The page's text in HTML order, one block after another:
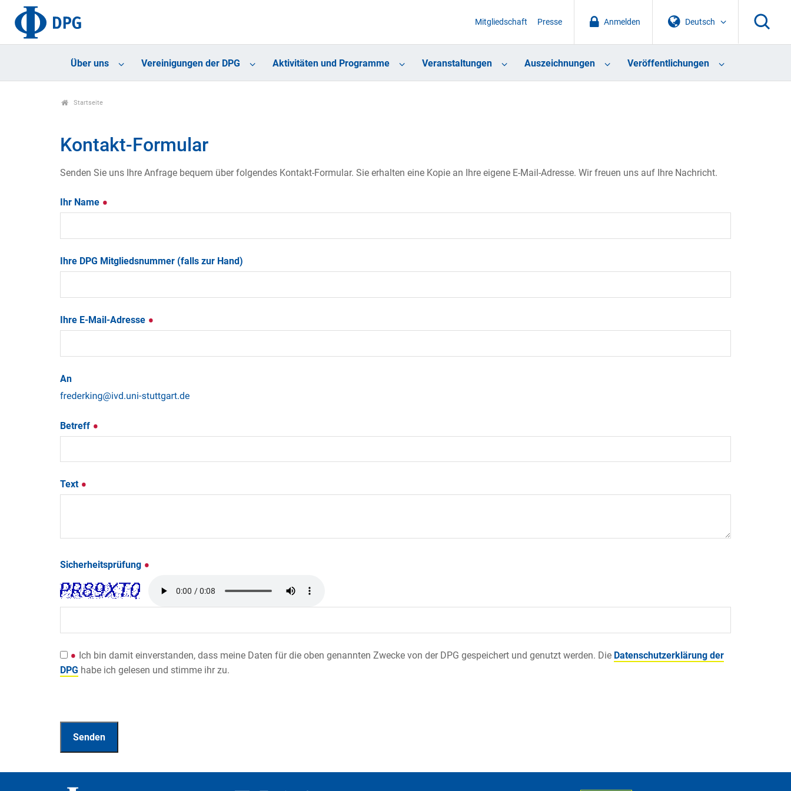
Deutsch
Anmelden
Mitgliedschaft Presse
Über uns Vereinigungen der DPG Aktivitäten und Programme Veranstaltungen Auszeichnungen Veröffentlichungen
Startseite
Kontakt-Formular
Senden Sie uns Ihre Anfrage bequem über folgendes Kontakt-Formular. Sie erhalten eine Kopie an Ihre eigene E-Mail-Adresse. Wir freuen uns auf Ihre Nachricht.
Ihr Name
Ihre DPG Mitgliedsnummer (falls zur Hand)
Ihre E-Mail-Adresse
An
Betreff
Text
Sicherheitsprüfung
Ich bin damit einverstanden, dass meine Daten für die oben genannten Zwecke von der DPG gespeichert und genutzt werden. Die Datenschutzerklärung der
DPG habe ich gelesen und stimme ihr zu.